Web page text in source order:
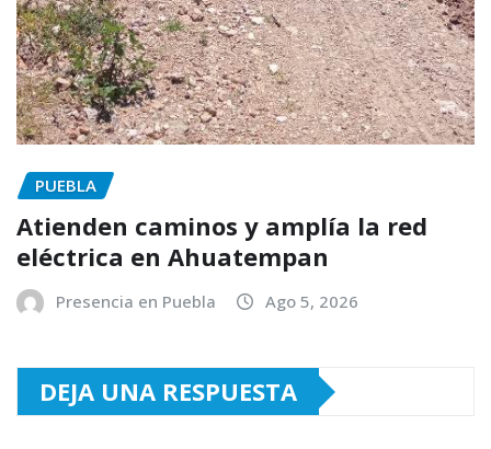
PUEBLA
Atienden caminos y amplía la red
eléctrica en Ahuatempan
Presencia en Puebla Ago 5, 2026
DEJA UNA RESPUESTA